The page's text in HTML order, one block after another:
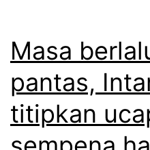
N
a
j
u
w
Masa
pantas,
titipkan